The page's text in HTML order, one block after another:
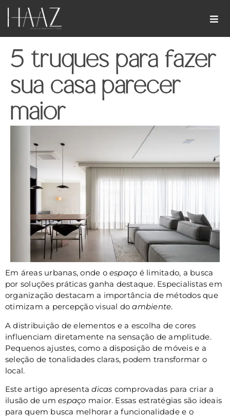
5 truques para fazer
sua casa parecer
maior
Em áreas urbanas, onde o espaço é limitado, a busca
por soluções práticas ganha destaque. Especialistas em
organização destacam a importância de métodos que
otimizam a percepção visual doambiente.
A distribuição de elementos e a escolha de cores
influenciam diretamente na sensação de amplitude.
Pequenos ajustes, como a disposição de móveis e a
seleção de tonalidades claras, podem transformar o
local.
Este artigo apresentadicas comprovadas para criar a
ilusão de umespaço maior. Essas estratégias são ideais
para quem busca melhorar a funcionalidade e o